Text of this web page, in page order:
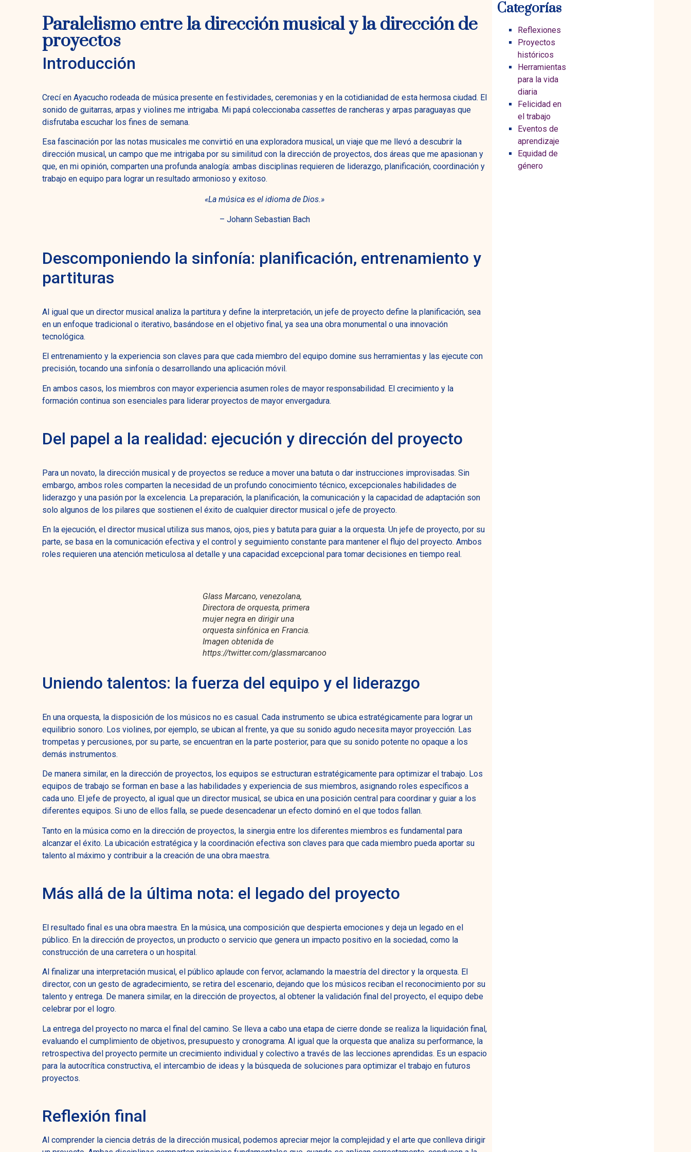
Paralelismo entre la dirección musical y la dirección de
proyectos
Introducción
Crecí en Ayacucho rodeada de música presente en festividades, ceremonias y en la cotidianidad de esta hermosa ciudad. El
sonido de guitarras, arpas y violines me intrigaba. Mi papá coleccionaba cassettes de rancheras y arpas paraguayas que
disfrutaba escuchar los fines de semana.
Esa fascinación por las notas musicales me convirtió en una exploradora musical, un viaje que me llevó a descubrir la
dirección musical, un campo que me intrigaba por su similitud con la dirección de proyectos, dos áreas que me apasionan y
que, en mi opinión, comparten una profunda analogía: ambas disciplinas requieren de liderazgo, planificación, coordinación y
trabajo en equipo para lograr un resultado armonioso y exitoso.
«La música es el idioma de Dios.»
– Johann Sebastian Bach
Descomponiendo la sinfonía: planificación, entrenamiento y
partituras
Al igual que un director musical analiza la partitura y define la interpretación, un jefe de proyecto define la planificación, sea
en un enfoque tradicional o iterativo, basándose en el objetivo final, ya sea una obra monumental o una innovación
tecnológica.
El entrenamiento y la experiencia son claves para que cada miembro del equipo domine sus herramientas y las ejecute con
precisión, tocando una sinfonía o desarrollando una aplicación móvil.
En ambos casos, los miembros con mayor experiencia asumen roles de mayor responsabilidad. El crecimiento y la
formación continua son esenciales para liderar proyectos de mayor envergadura.
Del papel a la realidad: ejecución y dirección del proyecto
Para un novato, la dirección musical y de proyectos se reduce a mover una batuta o dar instrucciones improvisadas. Sin
embargo, ambos roles comparten la necesidad de un profundo conocimiento técnico, excepcionales habilidades de
liderazgo y una pasión por la excelencia. La preparación, la planificación, la comunicación y la capacidad de adaptación son
solo algunos de los pilares que sostienen el éxito de cualquier director musical o jefe de proyecto.
En la ejecución, el director musical utiliza sus manos, ojos, pies y batuta para guiar a la orquesta. Un jefe de proyecto, por su
parte, se basa en la comunicación efectiva y el control y seguimiento constante para mantener el flujo del proyecto. Ambos
roles requieren una atención meticulosa al detalle y una capacidad excepcional para tomar decisiones en tiempo real.
Glass Marcano, venezolana,
Directora de orquesta, primera
mujer negra en dirigir una
orquesta sinfónica en Francia.
Imagen obtenida de
https://twitter.com/glassmarcanoo
Uniendo talentos: la fuerza del equipo y el liderazgo
En una orquesta, la disposición de los músicos no es casual. Cada instrumento se ubica estratégicamente para lograr un
equilibrio sonoro. Los violines, por ejemplo, se ubican al frente, ya que su sonido agudo necesita mayor proyección. Las
trompetas y percusiones, por su parte, se encuentran en la parte posterior, para que su sonido potente no opaque a los
demás instrumentos.
De manera similar, en la dirección de proyectos, los equipos se estructuran estratégicamente para optimizar el trabajo. Los
equipos de trabajo se forman en base a las habilidades y experiencia de sus miembros, asignando roles específicos a
cada uno. El jefe de proyecto, al igual que un director musical, se ubica en una posición central para coordinar y guiar a los
diferentes equipos. Si uno de ellos falla, se puede desencadenar un efecto dominó en el que todos fallan.
Tanto en la música como en la dirección de proyectos, la sinergia entre los diferentes miembros es fundamental para
alcanzar el éxito. La ubicación estratégica y la coordinación efectiva son claves para que cada miembro pueda aportar su
talento al máximo y contribuir a la creación de una obra maestra.
Más allá de la última nota: el legado del proyecto
El resultado final es una obra maestra. En la música, una composición que despierta emociones y deja un legado en el
público. En la dirección de proyectos, un producto o servicio que genera un impacto positivo en la sociedad, como la
construcción de una carretera o un hospital.
Al finalizar una interpretación musical, el público aplaude con fervor, aclamando la maestría del director y la orquesta. El
director, con un gesto de agradecimiento, se retira del escenario, dejando que los músicos reciban el reconocimiento por su
talento y entrega. De manera similar, en la dirección de proyectos, al obtener la validación final del proyecto, el equipo debe
celebrar por el logro.
La entrega del proyecto no marca el final del camino. Se lleva a cabo una etapa de cierre donde se realiza la liquidación final,
evaluando el cumplimiento de objetivos, presupuesto y cronograma. Al igual que la orquesta que analiza su performance, la
retrospectiva del proyecto permite un crecimiento individual y colectivo a través de las lecciones aprendidas. Es un espacio
para la autocrítica constructiva, el intercambio de ideas y la búsqueda de soluciones para optimizar el trabajo en futuros
proyectos.
Reflexión final
Al comprender la ciencia detrás de la dirección musical, podemos apreciar mejor la complejidad y el arte que conlleva dirigir
Categorías
Reflexiones
Proyectos
históricos
Herramientas
para la vida
diaria
Felicidad en
el trabajo
Eventos de
aprendizaje
Equidad de
género